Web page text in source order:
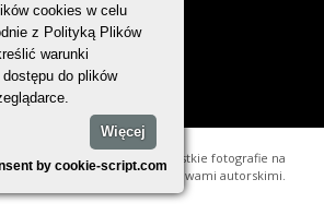
2014 - 2026, TREK PHOTO. Wszystkie fotografie na
stronie są chronione prawami autorskimi.
cookies w celu
z Polityką Plików
warunki
do plików
Więcej
by cookie-script.com